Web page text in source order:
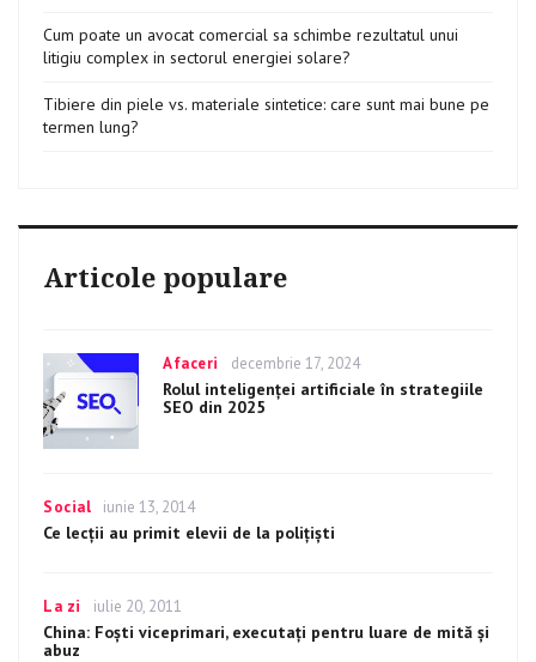
Cum poate un avocat comercial sa schimbe rezultatul unui
litigiu complex in sectorul energiei solare?
Tibiere din piele vs. materiale sintetice: care sunt mai bune pe
termen lung?
Articole populare
Categories
Afaceri
Posted
on
decembrie 17, 2024
Rolul inteligenței artificiale în strategiile
SEO din 2025
Categories
Social
Posted
on
iunie 13, 2014
Ce lecții au primit elevii de la polițiști
Categories
La zi
Posted
on
iulie 20, 2011
China: Foşti viceprimari, executaţi pentru luare de mită şi
abuz